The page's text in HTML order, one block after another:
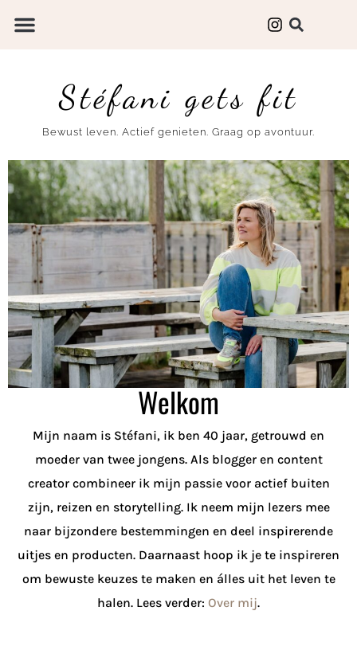
Stéfani gets fit
Bewust leven. Actief genieten. Graag op avontuur.
Welkom
Mijn naam is Stéfani, ik ben 40 jaar, getrouwd en
moeder van twee jongens. Als blogger en content
creator combineer ik mijn passie voor actief buiten
zijn, reizen en storytelling. Ik neem mijn lezers mee
naar bijzondere bestemmingen en deel inspirerende
uitjes en producten. Daarnaast hoop ik je te inspireren
om bewuste keuzes te maken en álles uit het leven te
halen. Lees verder: Over mij.